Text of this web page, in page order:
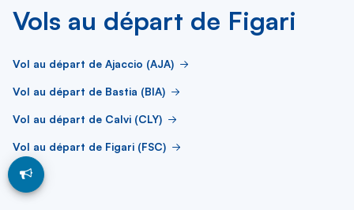
Vols au départ de Figari
Vol au départ de Ajaccio (AJA)
Vol au départ de Bastia (BIA)
Vol au départ de Calvi (CLY)
Vol au départ de Figari (FSC)